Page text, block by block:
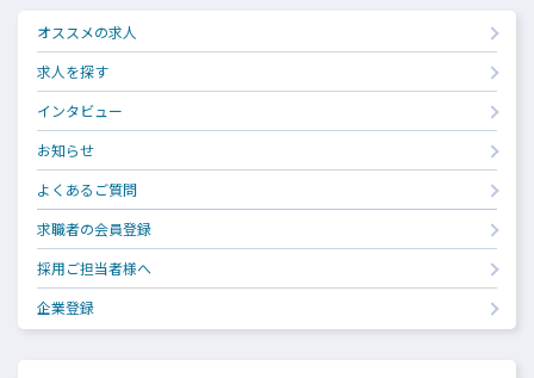
オススメの求人
求人を探す
インタビュー
お知らせ
よくあるご質問
求職者の会員登録
採用ご担当者様へ
企業登録